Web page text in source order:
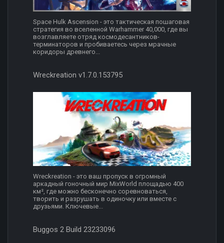
Space Hulk Ascension - это тактическая пошаговая
стратегия во вселенной Warhammer 40,000, где вы
возглавляете отряд космодесантников-
терминаторов и пробиваетесь через мрачные
коридоры древнего...
Wreckreation v1.7.0.153795
Wreckreation - это ваш пропуск в огромный
аркадный гоночный мир MixWorld площадью 400
км², где можно бесконечно соревноваться,
творить и разрушать в одиночку или вместе с
друзьями. Ключевые...
Buggos 2 Build 23233096